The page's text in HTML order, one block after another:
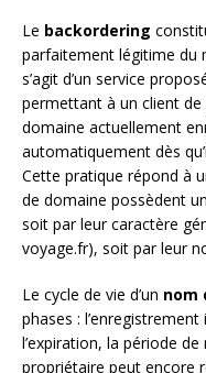
Le backordering
parfaitement légitime du
s’agit d’un service
permettant à un client
domaine actuellement
automatiquement dès
Cette pratique répond à
de domaine possèdent
soit par leur caractère
voyage.fr), soit par leur
Le cycle de vie d’un nom
phases :
l’expiration, la période
propriétaire peut encore